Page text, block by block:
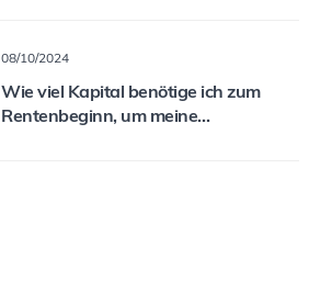
08/10/2024
Wie viel Kapital benötige ich zum
Rentenbeginn, um meine